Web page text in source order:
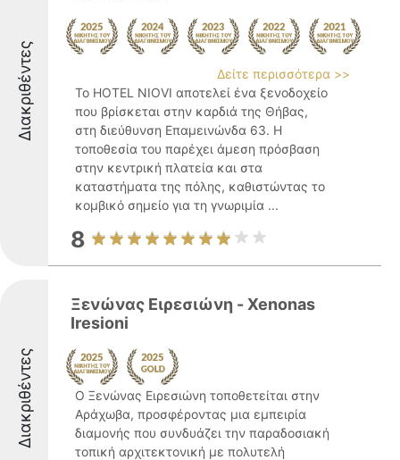
Διακριθέντες
Δείτε περισσότερα >>
Το HOTEL NIOVI αποτελεί ένα ξενοδοχείο
που βρίσκεται στην καρδιά της Θήβας,
στη διεύθυνση Επαμεινώνδα 63. Η
τοποθεσία του παρέχει άμεση πρόσβαση
στην κεντρική πλατεία και στα
καταστήματα της πόλης, καθιστώντας το
κομβικό σημείο για τη γνωριμία ...
8
Διακριθέντες
Ξενώνας Ειρεσιώνη - Xenonas
Iresioni
Ο Ξενώνας Ειρεσιώνη τοποθετείται στην
Αράχωβα, προσφέροντας μια εμπειρία
διαμονής που συνδυάζει την παραδοσιακή
τοπική αρχιτεκτονική με πολυτελή